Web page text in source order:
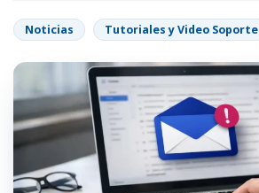
Noticias Tutoriales y Video Soporte